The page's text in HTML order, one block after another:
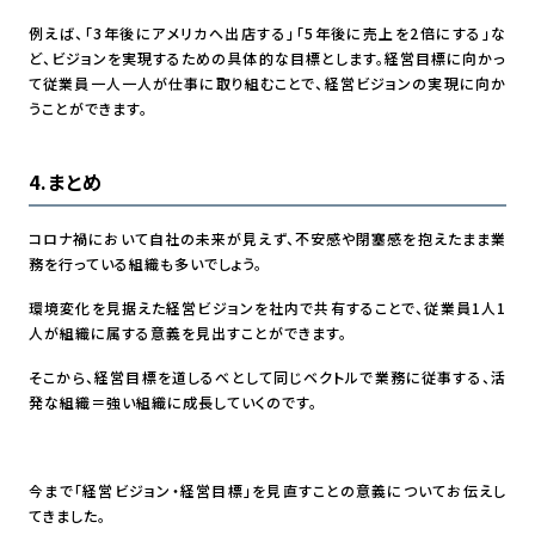
例えば、「3年後にアメリカへ出店する」「5年後に売上を2倍にする」な
ど、ビジョンを実現するための具体的な目標とします。経営目標に向かっ
て従業員一人一人が仕事に取り組むことで、経営ビジョンの実現に向か
うことができます。
4.まとめ
コロナ禍において自社の未来が見えず、不安感や閉塞感を抱えたまま業
務を行っている組織も多いでしょう。
環境変化を見据えた経営ビジョンを社内で共有することで、従業員1人1
人が組織に属する意義を見出すことができます。
そこから、経営目標を道しるべとして同じベクトルで業務に従事する、活
発な組織＝強い組織に成長していくのです。
今まで「経営ビジョン・経営目標」を見直すことの意義についてお伝えし
てきました。